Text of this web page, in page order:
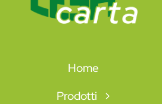
Home
Prodotti